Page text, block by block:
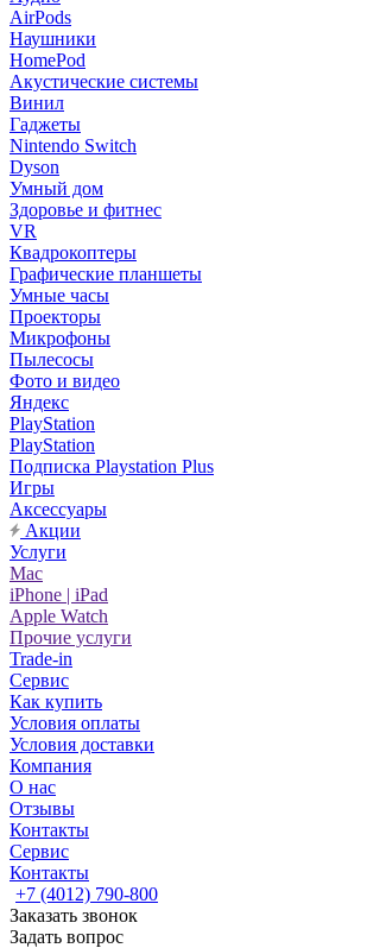
AirPods
Наушники
HomePod
Акустические системы
Винил
Гаджеты
Nintendo Switch
Dyson
Умный дом
Здоровье и фитнес
VR
Квадрокоптеры
Графические планшеты
Умные часы
Проекторы
Микрофоны
Пылесосы
Фото и видео
Яндекс
PlayStation
PlayStation
Подписка Playstation Plus
Игры
Аксессуары
Акции
Услуги
Mac
iPhone | iPad
Apple Watch
Прочие услуги
Trade-in
Сервис
Как купить
Условия оплаты
Условия доставки
Компания
О нас
Отзывы
Контакты
Сервис
Контакты
+7 (4012) 790-800
Заказать звонок
Задать вопрос